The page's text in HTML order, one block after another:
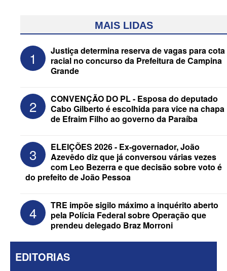
Assista à transmissão das convenções
do MDB e do Progressistas das eleições
de 2026 na Paraíba
MAIS LIDAS
1
Justiça determina reserva de vagas para cota
racial no concurso da Prefeitura de Campina
Grande
2
CONVENÇÃO DO PL - Esposa do deputado
Cabo Gilberto é escolhida para vice na chapa
de Efraim Filho ao governo da Paraíba
3
ELEIÇÕES 2026 - Ex-governador, João
Azevêdo diz que já conversou várias vezes
com Leo Bezerra e que decisão sobre voto é
do prefeito de João Pessoa
4
TRE impõe sigilo máximo a inquérito aberto
pela Polícia Federal sobre Operação que
prendeu delegado Braz Morroni
EDITORIAS